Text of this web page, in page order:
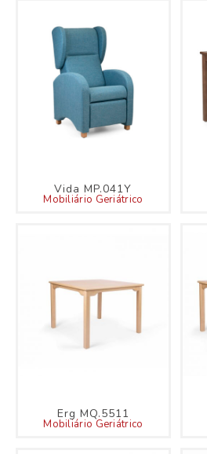
Vida MP.041Y
Mobiliário Geriátrico
Erg MQ.5511
Mobiliário Geriátrico